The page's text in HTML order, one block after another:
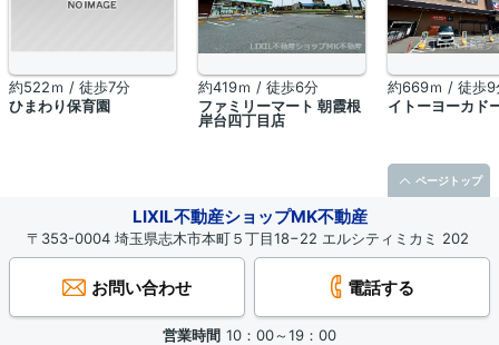
約522ｍ / 徒歩7分
ひまわり保育園
約419ｍ / 徒歩6分
ファミリーマート 朝霞根
岸台四丁目店
約669ｍ / 徒歩9
イトーヨーカド
LIXIL不動産ショップMK不動産
〒353-0004 埼玉県志木市本町５丁目18−22 エルシティミカミ 202
お問い合わせ 電話する
営業時間 10：00～19：00
ページトップ